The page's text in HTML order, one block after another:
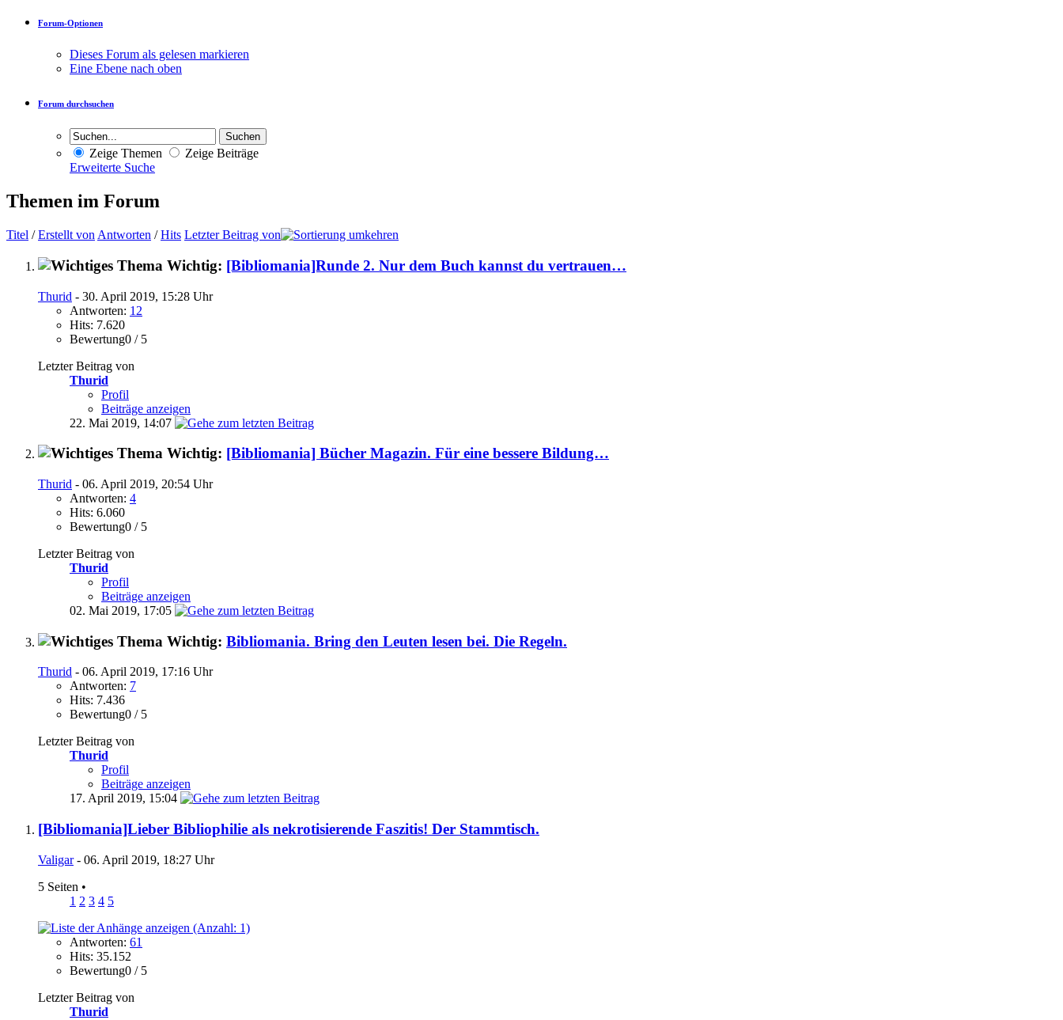
Forum-Optionen
Dieses Forum als gelesen markieren
Eine Ebene nach oben
Forum durchsuchen
Zeige Themen
Zeige Beiträge
Erweiterte Suche
Themen im Forum
Titel /Erstellt von Antworten /Hits Letzter Beitrag von
Wichtig: [Bibliomania]Runde 2. Nur dem Buch kannst du vertrauen…
Thurid - 30. April 2019, 15:28 Uhr
Antworten: 12
Hits: 7.620
Bewertung0 / 5
Letzter Beitrag von
Thurid
Profil
Beiträge anzeigen
22. Mai 2019, 14:07
Wichtig: [Bibliomania] Bücher Magazin. Für eine bessere Bildung…
Thurid - 06. April 2019, 20:54 Uhr
Antworten: 4
Hits: 6.060
Bewertung0 / 5
Letzter Beitrag von
Thurid
Profil
Beiträge anzeigen
02. Mai 2019, 17:05
Wichtig: Bibliomania. Bring den Leuten lesen bei. Die Regeln.
Thurid - 06. April 2019, 17:16 Uhr
Antworten: 7
Hits: 7.436
Bewertung0 / 5
Letzter Beitrag von
Thurid
Profil
Beiträge anzeigen
17. April 2019, 15:04
[Bibliomania]Lieber Bibliophilie als nekrotisierende Faszitis! Der Stammtisch.
Valigar- 06. April 2019, 18:27 Uhr
5 Seiten •
1 2 3 4 5
Antworten: 61
Hits: 35.152
Bewertung0 / 5
Letzter Beitrag von
Thurid